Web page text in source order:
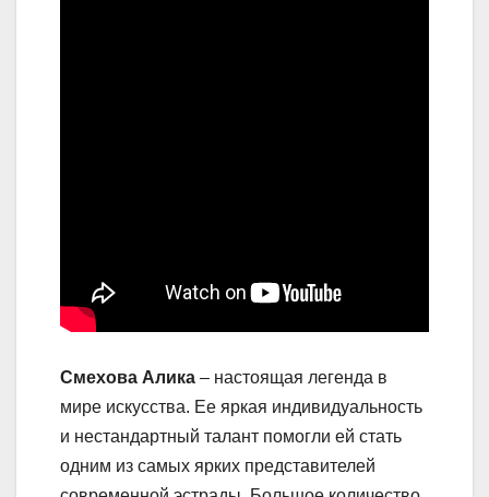
Смехова Алика – настоящая легенда в
мире искусства. Ее яркая индивидуальность
и нестандартный талант помогли ей стать
одним из самых ярких представителей